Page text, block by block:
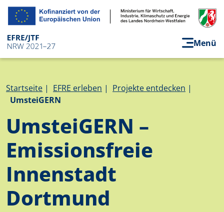
Direkt zum Inhalt
Menü
Pfadnavigation
Startseite EFRE erleben
Projekte entdecken
UmsteiGERN
UmsteiGERN –
Emissionsfreie
Innenstadt
Dortmund